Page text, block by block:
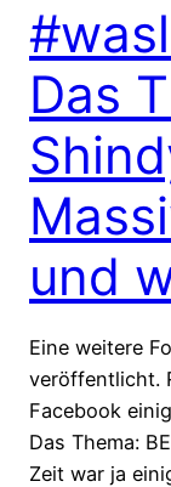
Das
und
Eine weitere
veröffentlicht.
Facebook
Das Thema:
Zeit war ja